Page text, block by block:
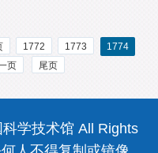
1772 1773
1774
页 尾页
学技术馆 All Rights